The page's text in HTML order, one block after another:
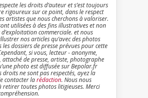
les droits d’auteur et s’est toujours
rigoureux sur ce point, dans le respect
artistes que nous cherchons à valoriser.
utilisées à des fins illustratives et non
commerciale. et nous
nos articles qu’avec des photos
dossiers de presse prévues pour cette
si vous, lecteur - anonyme,
de presse, artiste, photographe
photo est diffusée sur Bepolar.fr
droits ne sont pas respectés, ayez la
contacter larédaction. Nous nous
retirer toutes photos litigieuses. Merci